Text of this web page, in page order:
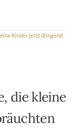
Kinder jetzt dringend
die kleine